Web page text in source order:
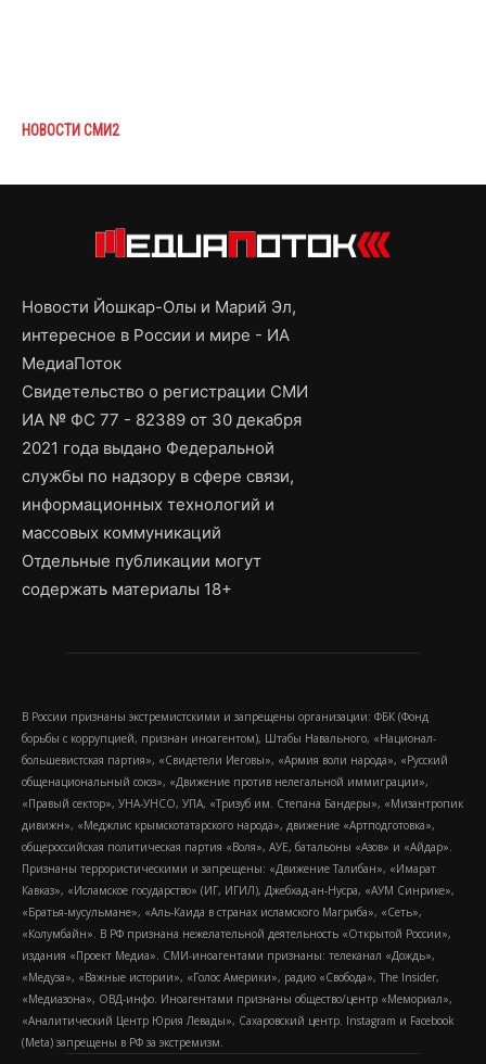
НОВОСТИ СМИ2
Новости Йошкар-Олы и Марий Эл,
интересное в России и мире - ИА
МедиаПоток
Свидетельство о регистрации СМИ
ИА № ФС 77 - 82389 от 30 декабря
2021 года выдано Федеральной
службы по надзору в сфере связи,
информационных технологий и
массовых коммуникаций
Отдельные публикации могут
содержать материалы 18+
В России признаны экстремистскими и запрещены организации: ФБК (Фонд
борьбы с коррупцией, признан иноагентом), Штабы Навального, «Национал-
большевистская партия», «Свидетели Иеговы», «Армия воли народа», «Русский
общенациональный союз», «Движение против нелегальной иммиграции»,
«Правый сектор», УНА-УНСО, УПА, «Тризуб им. Степана Бандеры», «Мизантропик
дивижн», «Меджлис крымскотатарского народа», движение «Артподготовка»,
общероссийская политическая партия «Воля», АУЕ, батальоны «Азов» и «Айдар».
Признаны террористическими и запрещены: «Движение Талибан», «Имарат
Кавказ», «Исламское государство» (ИГ, ИГИЛ), Джебхад-ан-Нусра, «АУМ Синрике»,
«Братья-мусульмане», «Аль-Каида в странах исламского Магриба», «Сеть»,
«Колумбайн». В РФ признана нежелательной деятельность «Открытой России»,
издания «Проект Медиа». СМИ-иноагентами признаны: телеканал «Дождь»,
«Медуза», «Важные истории», «Голос Америки», радио «Свобода», The Insider,
«Медиазона», ОВД-инфо. Иноагентами признаны общество/центр «Мемориал»,
«Аналитический Центр Юрия Левады», Сахаровский центр. Instagram и Facebook
(Metа) запрещены в РФ за экстремизм.